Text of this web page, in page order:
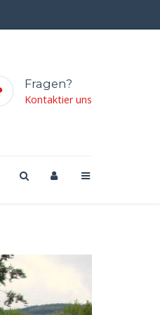
Fragen?
Kontaktier uns